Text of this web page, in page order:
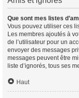
Que sont mes listes
Vous pouvez utiliser ces
Les membres ajoutés à
de l’utilisateur pour un
envoyer des messages
messages peuvent être
liste d’ignorés, tous ses
Haut